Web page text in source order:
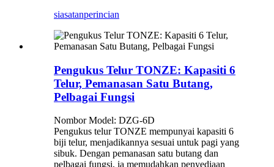
siasatanperincian
Pengukus Telur TONZE: Kapasiti 6
Telur, Pemanasan Satu Butang,
Pelbagai Fungsi
Nombor Model: DZG-6D
Pengukus telur TONZE mempunyai kapasiti 6
biji telur, menjadikannya sesuai untuk pagi yang
sibuk. Dengan pemanasan satu butang dan
pelbagai fungsi, ia memudahkan penyediaan